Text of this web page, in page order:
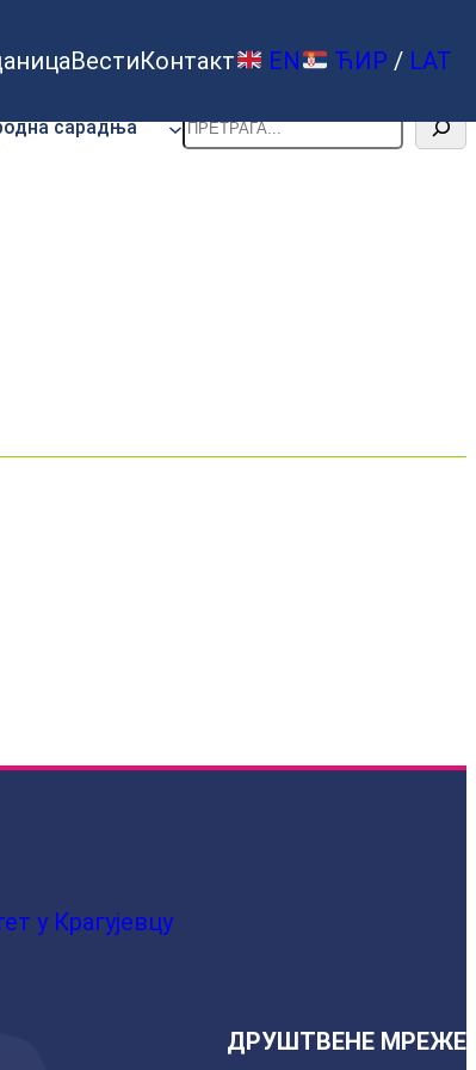
ВестиКонтакт EN ЋИР / LAT
сарадња Претрага
у Крагујевцу
ДРУШТВЕНЕ МРЕЖЕ